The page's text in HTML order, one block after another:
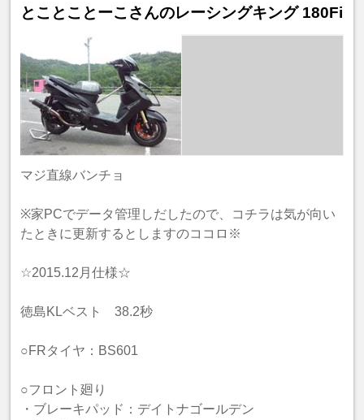
とことことーこさんのレーシングキング 180Fi
マジ直線バンチョ
※家PCでデータ管理しだしたので、コチラは気が向い
たときに更新するとしますのココロ※
☆2015.12月仕様☆
徳島KLベスト 38.2秒
○FRタイヤ：BS601
○フロント廻り
・ブレーキパッド：デイトナゴールデン